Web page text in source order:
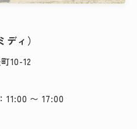
ィ）
10-12
11:00 〜 17:00